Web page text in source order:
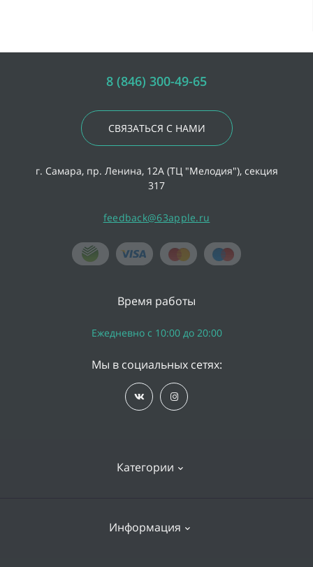
8 (846) 300-49-65
СВЯЗАТЬСЯ С НАМИ
г. Самара, пр. Ленина, 12А (ТЦ "Мелодия"), секция
317
feedback@63apple.ru
Категории
Информация
Время работы
Ежедневно с 10:00 до 20:00
Мы в социальных сетях: